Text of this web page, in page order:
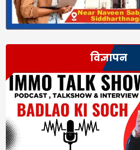
विज्ञापन